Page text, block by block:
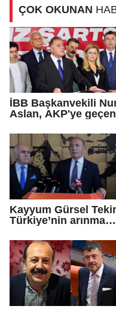
ÇOK OKUNAN
İBB Başkanvekili
Aslan, AKP'ye geçen
iddialarına yanıt
Kayyum Gürsel
Türkiye’nin arınma
geldiniz...